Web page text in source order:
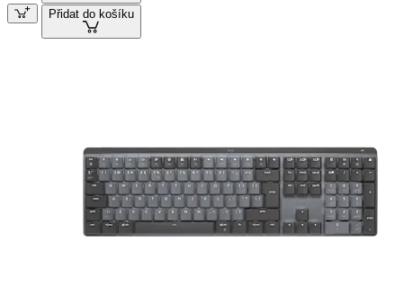
Přidat do košíku